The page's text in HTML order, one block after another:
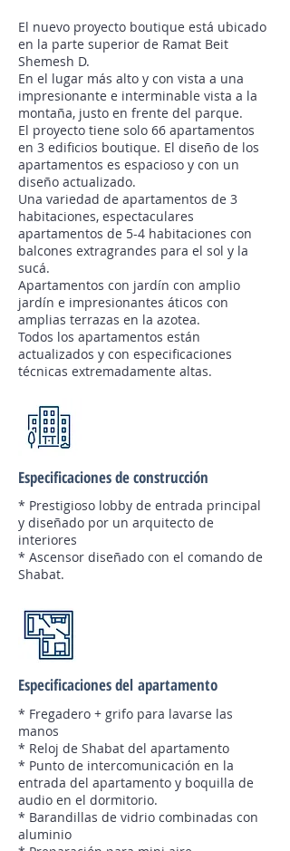
El nuevo proyecto boutique está ubicado
en la parte superior de Ramat Beit
Shemesh D.
En el lugar más alto y con vista a una
impresionante e interminable vista a la
montaña, justo en frente del parque.
El proyecto tiene solo 66 apartamentos
en 3 edificios boutique. El diseño de los
apartamentos es espacioso y con un
diseño actualizado.
Una variedad de apartamentos de 3
habitaciones, espectaculares
apartamentos de 5-4 habitaciones con
balcones extragrandes para el sol y la
sucá.
Apartamentos con jardín con amplio
jardín e impresionantes áticos con
amplias terrazas en la azotea.
Todos los apartamentos están
actualizados y con especificaciones
técnicas extremadamente altas.
Especificaciones de construcción
* Prestigioso lobby de entrada principal
y diseñado por un arquitecto de
interiores
* Ascensor diseñado con el comando de
Shabat.
Especificaciones del apartamento
* Fregadero + grifo para lavarse las
manos
* Reloj de Shabat del apartamento
* Punto de intercomunicación en la
entrada del apartamento y boquilla de
audio en el dormitorio.
* Barandillas de vidrio combinadas con
aluminio